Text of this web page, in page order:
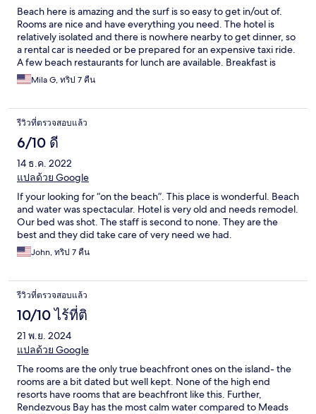
Beach here is amazing and the surf is so easy to get in/out of.
Rooms are nice and have everything you need. The hotel is
relatively isolated and there is nowhere nearby to get dinner, so
a rental car is needed or be prepared for an expensive taxi ride.
A few beach restaurants for lunch are available. Breakfast is
basic, comes to you in your room. Staff is wonderful and they
will help you get whatever you need.
Mila G, ทริป 7 คืน
รีวิวที่ตรวจสอบแล้ว
6/10 ดี
14 ธ.ค. 2022
แปลด้วย Google
If your looking for “on the beach”. This place is wonderful. Beach
and water was spectacular. Hotel is very old and needs remodel.
Our bed was shot. The staff is second to none. They are the
best and they did take care of very need we had.
John, ทริป 7 คืน
รีวิวที่ตรวจสอบแล้ว
10/10 ไร้ที่ติ
21 พ.ย. 2024
แปลด้วย Google
The rooms are the only true beachfront ones on the island- the
rooms are a bit dated but well kept. None of the high end
resorts have rooms that are beachfront like this. Further,
Rendezvous Bay has the most calm water compared to Meads